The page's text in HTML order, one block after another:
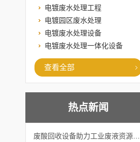
电镀废水处理工程
电镀园区废水处理
电镀废水处理设备
电镀废水处理一体化设备
查看全部
热点新闻